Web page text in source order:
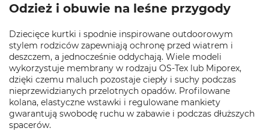
Odzież i obuwie na leśne przygody
Dziecięce kurtki i spodnie inspirowane outdoorowym
stylem rodziców zapewniają ochronę przed wiatrem i
deszczem, a jednocześnie oddychają. Wiele modeli
wykorzystuje membrany w rodzaju OS‑Tex lub Miporex,
dzięki czemu maluch pozostaje ciepły i suchy podczas
nieprzewidzianych przelotnych opadów. Profilowane
kolana, elastyczne wstawki i regulowane mankiety
gwarantują swobodę ruchu w zabawie i podczas dłuższych
spacerów.